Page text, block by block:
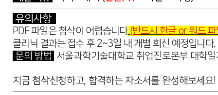
유의사항
PDF 파일은 첨삭이 어렵습니다 (반드시 한글 or 워드
클리닉 결과는 접수 후 2~3일 내 개별 회신 예정입니다.
문의 방법 서울과학기술대학교 취업진로본부 대
지금 첨삭신청하고, 합격하는 자소서를 완성해보세요!